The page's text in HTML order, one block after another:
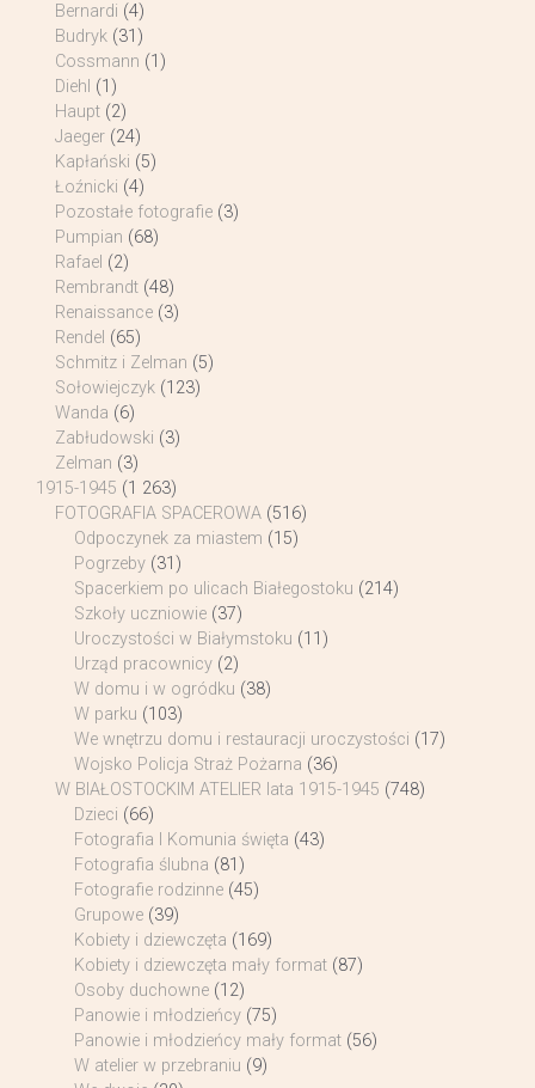
Bernardi (4)
Budryk (31)
Cossmann (1)
Diehl (1)
Haupt (2)
Jaeger (24)
Kapłański (5)
Łoźnicki (4)
Pozostałe fotografie (3)
Pumpian (68)
Rafael (2)
Rembrandt (48)
Renaissance (3)
Rendel (65)
Schmitz i Zelman (5)
Sołowiejczyk (123)
Wanda (6)
Zabłudowski (3)
Zelman (3)
1915-1945 (1 263)
FOTOGRAFIA SPACEROWA (516)
Odpoczynek za miastem (15)
Pogrzeby (31)
Spacerkiem po ulicach Białegostoku (214)
Szkoły uczniowie (37)
Uroczystości w Białymstoku (11)
Urząd pracownicy (2)
W domu i w ogródku (38)
W parku (103)
We wnętrzu domu i restauracji uroczystości (17)
Wojsko Policja Straż Pożarna (36)
W BIAŁOSTOCKIM ATELIER lata 1915-1945 (748)
Dzieci (66)
Fotografia I Komunia święta (43)
Fotografia ślubna (81)
Fotografie rodzinne (45)
Grupowe (39)
Kobiety i dziewczęta (169)
Kobiety i dziewczęta mały format (87)
Osoby duchowne (12)
Panowie i młodzieńcy (75)
Panowie i młodzieńcy mały format (56)
W atelier w przebraniu (9)